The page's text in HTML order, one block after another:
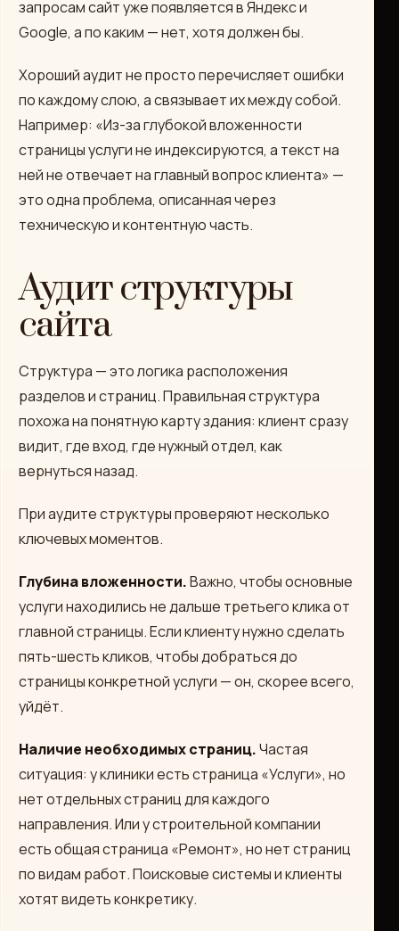
запросам сайт уже появляется в Яндекс и
Google, а по каким — нет, хотя должен бы.
Хороший аудит не просто перечисляет ошибки
по каждому слою, а связывает их между собой.
Например: «Из-за глубокой вложенности
страницы услуги не индексируются, а текст на
ней не отвечает на главный вопрос клиента» —
это одна проблема, описанная через
техническую и контентную часть.
Аудит структуры
сайта
Структура — это логика расположения
разделов и страниц. Правильная структура
похожа на понятную карту здания: клиент сразу
видит, где вход, где нужный отдел, как
вернуться назад.
При аудите структуры проверяют несколько
ключевых моментов.
Глубина вложенности.Важно, чтобы основные
услуги находились не дальше третьего клика от
главной страницы. Если клиенту нужно сделать
пять-шесть кликов, чтобы добраться до
страницы конкретной услуги — он, скорее всего,
уйдёт.
Наличие необходимых страниц.Частая
ситуация: у клиники есть страница «Услуги», но
нет отдельных страниц для каждого
направления. Или у строительной компании
есть общая страница «Ремонт», но нет страниц
по видам работ. Поисковые системы и клиенты
хотят видеть конкретику.